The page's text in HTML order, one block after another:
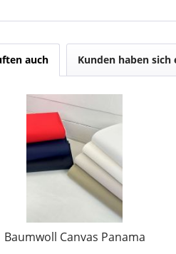
auch Kunden haben sich
Baumwoll Canvas Panama